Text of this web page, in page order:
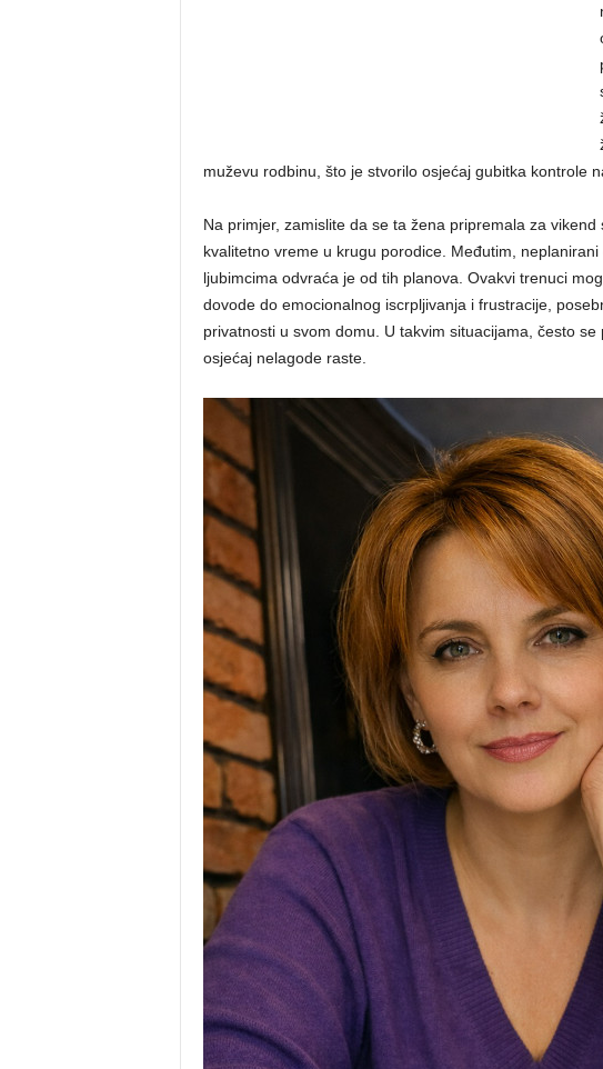
muževu rodbinu, što je stvorilo osjećaj gubitka kontrole
Na primjer, zamislite da se ta žena pripremala za
kvalitetno vreme u krugu porodice. Međutim,
ljubimcima odvraća je od tih planova. Ovakvi trenuci
dovode do emocionalnog iscrpljivanja i frustracije,
privatnosti u svom domu. U takvim situacijama, često
osjećaj nelagode raste.